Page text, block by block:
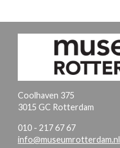
Coolhaven 375
3015 GC Rotterdam
010 - 217 67 67
info@museumrotterdam.nl